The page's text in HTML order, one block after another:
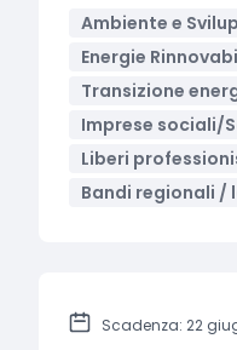
Ambiente e
Energie
Transizione
Imprese sociali/
Liberi
Bandi regionali /
Scadenza: 22